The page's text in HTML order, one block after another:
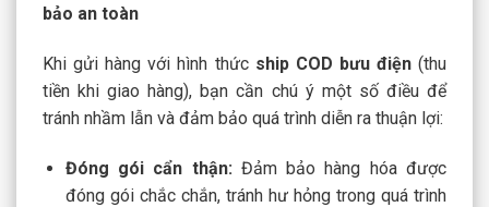
bảo an toàn
Khi gửi hàng với hình thức ship COD bưu điện(thu
tiền khi giao hàng), bạn cần chú ý một số điều để
tránh nhầm lẫn và đảm bảo quá trình diễn ra thuận lợi:
Đóng gói cẩn thận: Đảm bảo hàng hóa được
đóng gói chắc chắn, tránh hư hỏng trong quá trình